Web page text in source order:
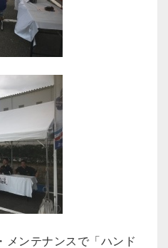
ンテナンスで「ハンド